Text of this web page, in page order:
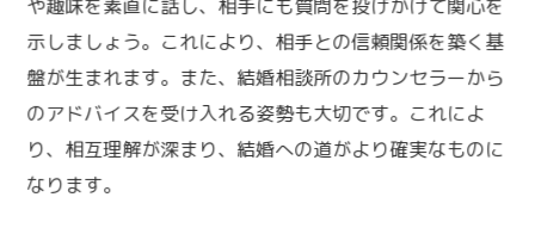
や趣味を素直に話し、相手にも質問を投げかけて関心を
示しましょう。これにより、相手との信頼関係を築く基
盤が生まれます。また、結婚相談所のカウンセラーから
のアドバイスを受け入れる姿勢も大切です。これによ
り、相互理解が深まり、結婚への道がより確実なものに
なります。